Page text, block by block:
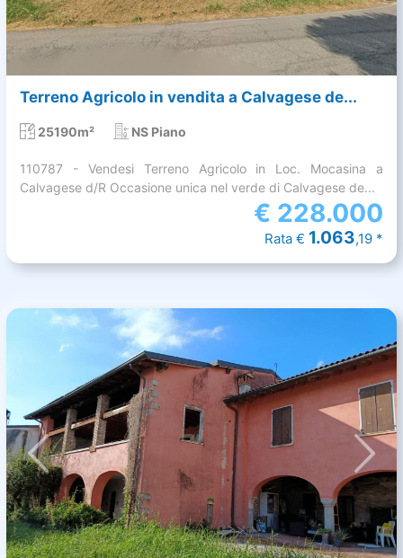
Terreno Agricolo in vendita a Calvagese de...
25190m² NS Piano
110787 - Vendesi Terreno Agricolo in Loc. Mocasina a
Calvagese d/R Occasione unica nel verde di Calvagese de...
€ 228.000
Rata € 1.063,19 *